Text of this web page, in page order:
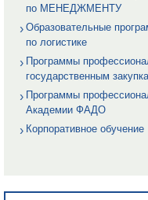
по МЕНЕДЖМЕНТУ
Образовательные
по логистике
Программы
государственным
Программы
Академии ФАДО
Корпоративное обучение